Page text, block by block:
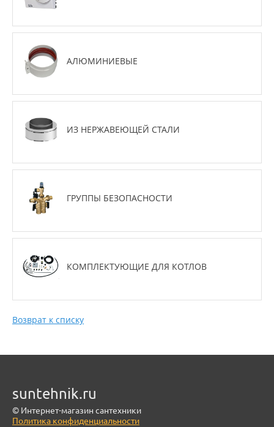
АЛЮМИНИЕВЫЕ
ИЗ НЕРЖАВЕЮЩЕЙ СТАЛИ
ГРУППЫ БЕЗОПАСНОСТИ
КОМПЛЕКТУЮЩИЕ ДЛЯ КОТЛОВ
Возврат к списку
suntehnik.ru
© Интернет-магазин сантехники
Политика конфиденциальности